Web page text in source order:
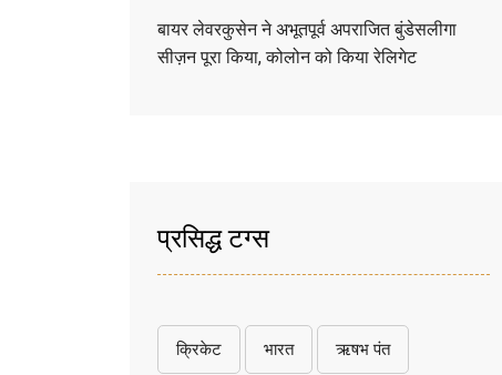
बायर लेवरकुसेन ने अभूतपूर्व अपराजित बुंडेसलीगा
सीज़न पूरा किया, कोलोन को किया रेलिगेट
प्रसिद्ध टग्स
क्रिकेट भारत ऋषभ पंत